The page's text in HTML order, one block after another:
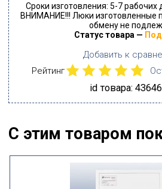
Сроки изготовления: 5-7 рабочих
ВНИМАНИЕ!!! Люки изготовленные
обмену не
Статус товара —
Добавить к
Рейтинг
id товара:
С этим товаром